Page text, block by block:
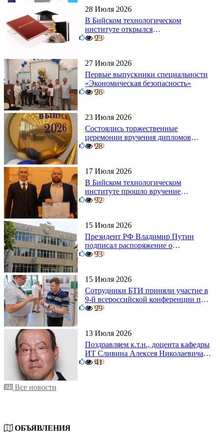
28 Июля 2026
В Бийском технологическом
институте открылся
диссертационный совет!
0 0
23
27 Июля 2026
Первые выпускники специальности
«Экономическая безопасность»
0 0
26
23 Июля 2026
Состоялись торжественные
церемонии вручения дипломов
выпускникам БТИ
0 0
28
17 Июля 2026
В Бийском технологическом
институте прошло вручение
дипломов
0 0
32
15 Июля 2026
Президент РФ Владимир Путин
подписал распоряжение о
поощрении граждан и трудовых
0 0
33
15 Июля 2026
Сотрудники БТИ приняли участие в
9-й всероссийской конференции по
задачам со свободными границами
0 0
29
13 Июля 2026
Поздравляем к.т.н., доцента кафедры
ИТ Сливина Алексея Николаевича с
юбилеем!
6 0
41
Все новости
ОБЪЯВЛЕНИЯ